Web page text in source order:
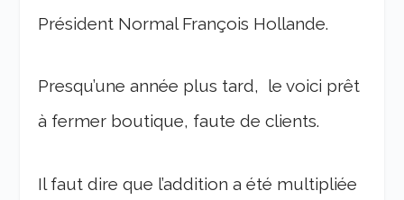
Président Normal François Hollande.
Presqu’une année plus tard, le voici prêt
à fermer boutique, faute de clients.
Il faut dire que l’addition a été multipliée